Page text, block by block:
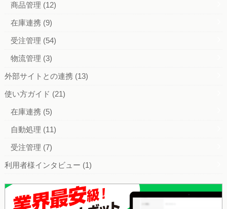
商品管理 (12)
在庫連携 (9)
受注管理 (54)
物流管理 (3)
外部サイトとの連携 (13)
使い方ガイド (21)
在庫連携 (5)
自動処理 (11)
受注管理 (7)
利用者様インタビュー (1)